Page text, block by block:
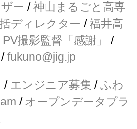
ー /神山まるごと高専
ディレクター /福井高
PV撮影監督「感謝」
/
/fukuno@jig.jp
/ エンジニア募集 /ふわ
/ オープンデータプラ